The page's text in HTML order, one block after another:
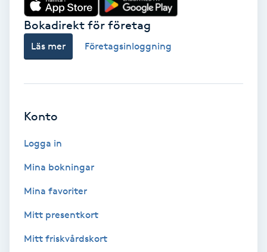
Friskvårdsmassage
Frisör
Gelenaglar
Bokadirekt för företag
Läs mer Företagsinloggning
Konto
Logga in
Mina bokningar
Mina favoriter
Mitt presentkort
Mitt friskvårdskort